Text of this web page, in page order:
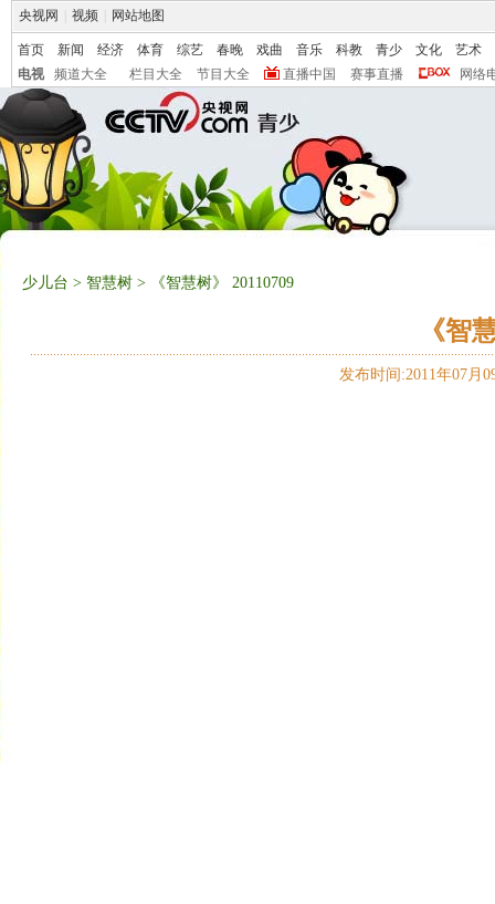
央视网 视频 网站地图
首页 新闻 经济 体育 综艺 春晚 戏曲 音乐 科教 青少 文化
艺术
电视
频道大全 栏目大全 节目大全 直播中国 赛事直播 网络
少儿台 > 智慧树 > 《智慧树》 20110709
《智
发布时间:2011年07月